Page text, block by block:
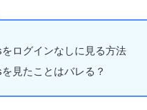
ログインなしに見る方法
見たことはバレる？